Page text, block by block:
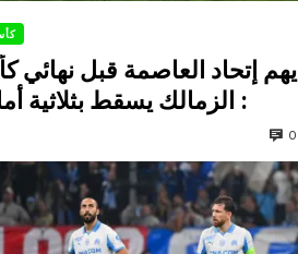
يهم إتحاد العاصمة قبل نهائي
0